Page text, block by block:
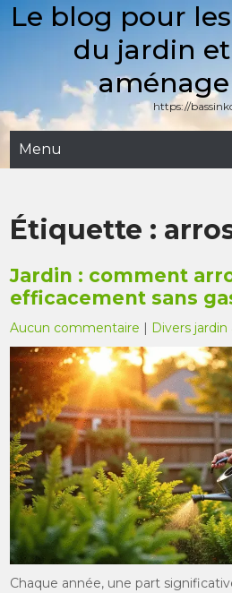
SkipLe blog pour
du jardin
https://
Menu
Étiquette :
Jardin : comment
efficacement sans
Aucun commentaire | Divers
Chaque année, une part